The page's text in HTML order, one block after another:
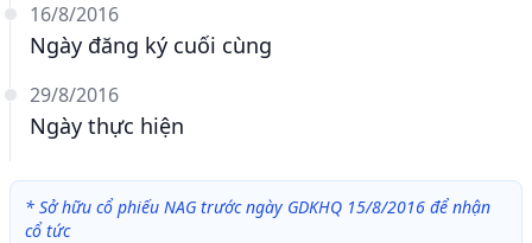
16/8/2016
Ngày đăng ký cuối cùng
29/8/2016
Ngày thực hiện
* Sở hữu cổ phiếu NAG trước ngày GDKHQ 15/8/2016 để nhận
cổ tức